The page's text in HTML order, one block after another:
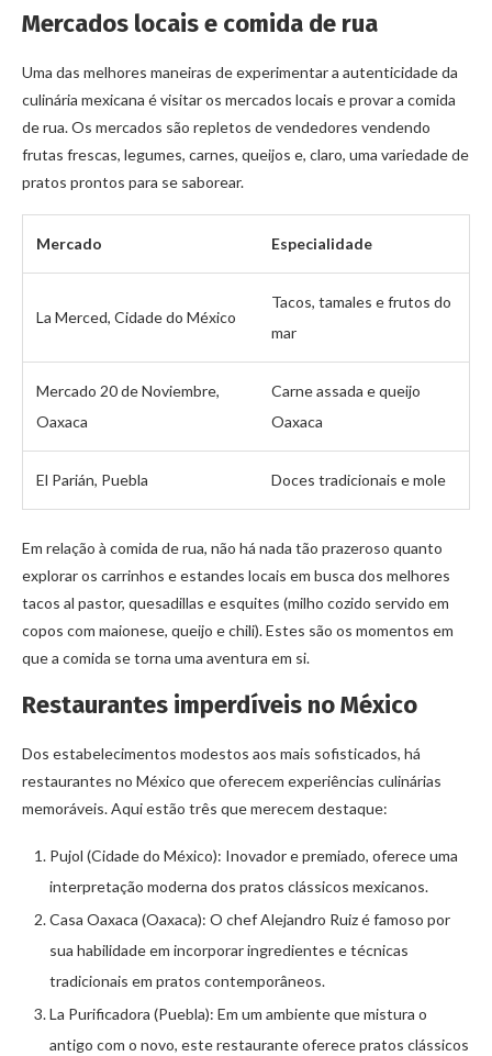
Mercados locais e comida de rua
Uma das melhores maneiras de experimentar a autenticidade da
culinária mexicana é visitar os mercados locais e provar a comida
de rua. Os mercados são repletos de vendedores vendendo
frutas frescas, legumes, carnes, queijos e, claro, uma variedade de
pratos prontos para se saborear.
Mercado Especialidade
La Merced, Cidade do México
Tacos, tamales e frutos do
mar
Mercado 20 de Noviembre,
Oaxaca
Carne assada e queijo
Oaxaca
El Parián, Puebla Doces tradicionais e mole
Em relação à comida de rua, não há nada tão prazeroso quanto
explorar os carrinhos e estandes locais em busca dos melhores
tacos al pastor, quesadillas e esquites (milho cozido servido em
copos com maionese, queijo e chili). Estes são os momentos em
que a comida se torna uma aventura em si.
Restaurantes imperdíveis no México
Dos estabelecimentos modestos aos mais sofisticados, há
restaurantes no México que oferecem experiências culinárias
memoráveis. Aqui estão três que merecem destaque:
Pujol (Cidade do México): Inovador e premiado, oferece uma
interpretação moderna dos pratos clássicos mexicanos.
Casa Oaxaca (Oaxaca): O chef Alejandro Ruiz é famoso por
sua habilidade em incorporar ingredientes e técnicas
tradicionais em pratos contemporâneos.
La Purificadora (Puebla): Em um ambiente que mistura o
antigo com o novo, este restaurante oferece pratos clássicos